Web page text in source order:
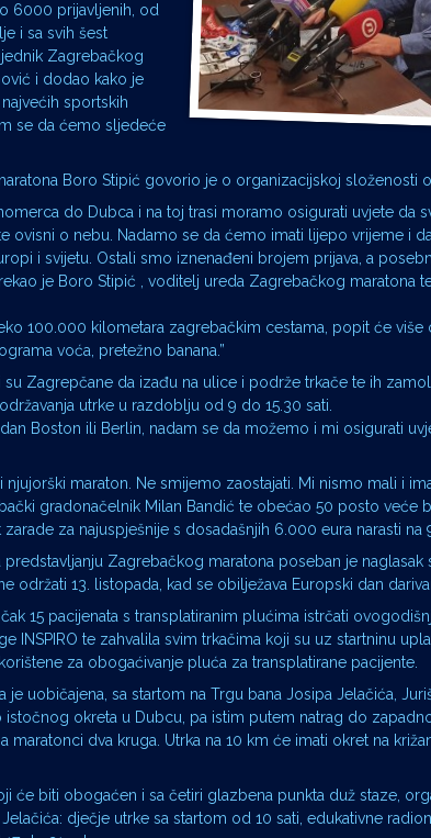
6000 prijavljenih, od
i sa svih šest
Zagrebačkog
i dodao kako je
sportskih
se da ćemo sljedeće
Boro Stipić govorio je o organizacijskoj složenosti
do Dubca i na toj trasi moramo osigurati uvjete da
ovisni o nebu. Nadamo se da ćemo imati lijepo vrijeme i
i svijetu. Ostali smo iznenađeni brojem prijava, a
rekao je Boro Stipić , voditelj ureda Zagrebačkog
100.000 kilometara zagrebačkim cestama, popit će
voća, pretežno banana.”
Zagrepčane da izađu na ulice i podrže trkače te ih
utrke u razdoblju od 9 do 15.30 sati.
Boston ili Berlin, nadam se da možemo i mi osigurati
maraton. Ne smijemo zaostajati. Mi nismo mali i
gradonačelnik Milan Bandić te obećao 50 posto veće
za najuspješnije s dosadašnjih 6.000 eura narasti na
Zagrebačkog maratona poseban je naglasak
održati 13. listopada, kad se obilježava Europski dan
15 pacijenata s transplatiranim plućima istrčati
INSPIRO te zahvalila svim trkačima koji su uz startninu
za obogaćivanje pluća za transplatirane pacijente.
je uobičajena, sa startom na Trgu bana Josipa Jelačića,
okreta u Dubcu, pa istim putem natrag do
maratonci dva kruga. Utrka na 10 km će imati okret na
će biti obogaćen i sa četiri glazbena punkta duž staze,
dječje utrke sa startom od 10 sati, edukativne